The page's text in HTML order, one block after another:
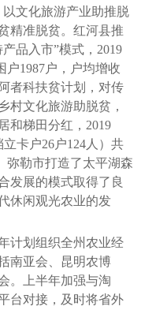
文化旅游产业助推脱
精准脱贫。红河县推
品入市”模式，2019
户1987户，户均增收
者科扶贫计划，对传
村文化旅游助脱贫，
和梯田分红，2019
卡户26户124人）共
弥勒市打造了太平湖森
发展的模式取得了良
休闲观光农业的发
划组织全州农业经
南亚会、昆明农博
。上半年加强与淘
台对接，及时将省外